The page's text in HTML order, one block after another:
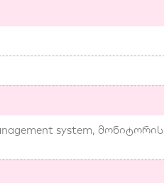
system, მონიტორის